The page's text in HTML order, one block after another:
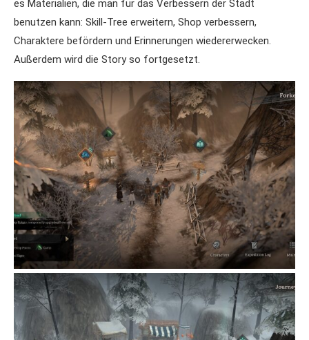
es Materialien, die man für das Verbessern der Stadt
benutzen kann: Skill-Tree erweitern, Shop verbessern,
Charaktere befördern und Erinnerungen wiedererwecken.
Außerdem wird die Story so fortgesetzt.